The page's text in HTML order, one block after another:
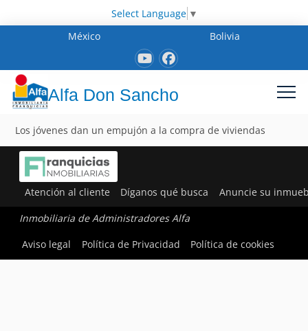
Select Language ▼
México
Bolivia
Alfa Don Sancho
Los jóvenes dan un empujón a la compra de viviendas
Atención al cliente Díganos qué busca Anuncie su
Inmobiliaria de Administradores Alfa
Aviso legal
Política de Privacidad Política de cookies